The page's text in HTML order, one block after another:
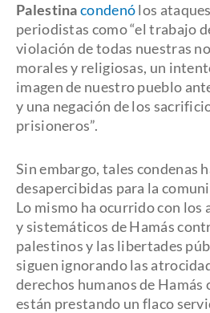
Palestinacondenólos
periodistas como “el trabajo
violación de todas nuestras
morales y religiosas, un
imagen de nuestro pueblo
y una negación de los
prisioneros”.
Sin embargo, tales condenas
desapercibidas para la
Lo mismo ha ocurrido con los
y sistemáticos de Hamás
palestinos y las libertades
siguen ignorando las
derechos humanos de
están prestando un flaco